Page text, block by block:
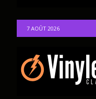
7 AOÛT 2026